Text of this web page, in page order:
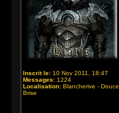
Inscrit le: 10 Nov 2011, 18:47
Messages: 1224
Localisation: Blancherive - Douce
Brise